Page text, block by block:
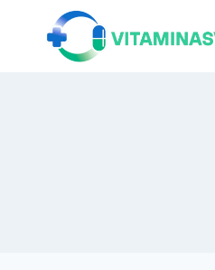
contenido